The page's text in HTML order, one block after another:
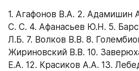
1. Агафонов В.А. 2. Адамишин
С. С. 4. Афанасьев Ю.Н. 5.
Л.Б. 7. Волков В.В. 8.
Жириновский В.В. 10.
Е.А. 12. Красиков А.А. 13.